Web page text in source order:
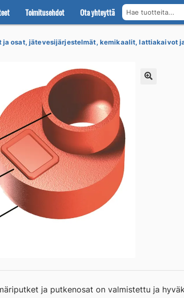
Toimitusehdot Ota yhteyttä Hae tuotteita...
ja osat, jätevesijärjestelmät, kemikaalit, lattiakaivot
ja putkenosat on valmistettu ja